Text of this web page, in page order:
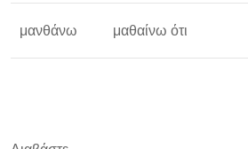
μανθάνω μαθαίνω ότι